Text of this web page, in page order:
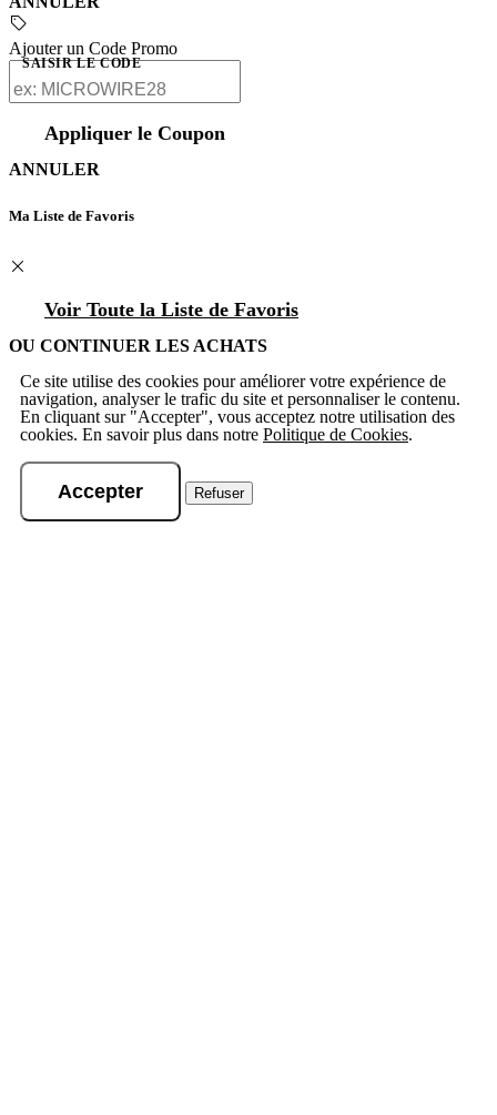
Ajouter un Code Promo
SAISIR LE CODE
Appliquer le Coupon
ANNULER
Ma Liste de Favoris
Voir Toute la Liste de Favoris
OU CONTINUER LES ACHATS
Ce site utilise des cookies pour améliorer votre expérience de
navigation, analyser le trafic du site et personnaliser le contenu.
En cliquant sur "Accepter", vous acceptez notre utilisation des
cookies. En savoir plus dans notre Politique de Cookies.
Accepter Refuser